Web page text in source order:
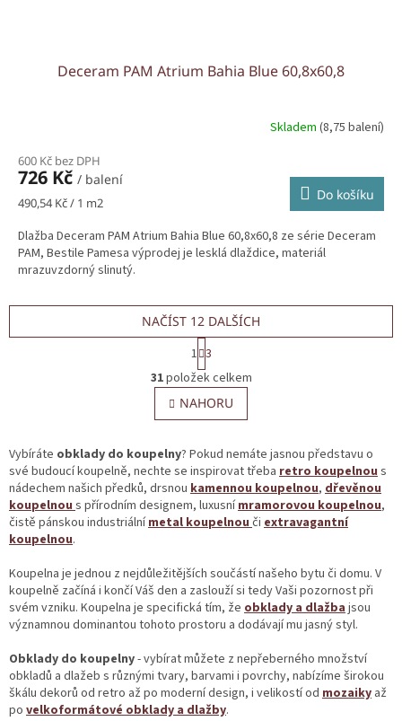
Deceram PAM Atrium Bahia Blue 60,8x60,8
Skladem (8,75 balení)
600 Kč bez DPH
726 Kč / balení
Měrná
490,54 Kč / 1 m2 Do košíku
Dlažba Deceram PAM Atrium Bahia Blue 60,8x60,8 ze série Deceram
PAM, Bestile Pamesa výprodej je lesklá dlaždice, materiál
mrazuvzdorný slinutý.
O
v
l
á
a
c
í
p
r
y
v
ý
p
s
u
NAČÍST 12 DALŠÍCH
S
t
r
á
n
k
v
á
n
í
1 3
31položek celkem
NAHORU
Vybíráte obklady do koupelny? Pokud nemáte jasnou představu o
své budoucí koupelně, nechte se inspirovat třeba retro koupelnous
nádechem našich předků, drsnou kamennou koupelnou, dřevěnou
koupelnous přírodním designem, luxusnímramorovou koupelnou,
čistě pánskou industriálnímetal koupelnouči extravagantní
koupelnou.
Koupelna je jednou z nejdůležitějších součástí našeho bytu či domu. V
koupelně začíná i končí Váš den a zaslouží si tedy Vaši pozornost při
svém vzniku. Koupelna je specifická tím, že obklady a dlažbajsou
významnou dominantou tohoto prostoru a dodávají mu jasný styl.
Obklady do koupelny- vybírat můžete z nepřeberného množství
obkladů a dlažeb s různými tvary, barvami i povrchy, nabízíme širokou
škálu dekorů od retro až po moderní design, i velikostí od mozaiky až
po velkoformátové obklady a dlažby.